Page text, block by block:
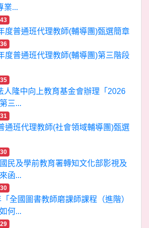
業...
43
度普通班代理教師(輔導團)甄選簡章
36
度普通班代理教師(輔導團)第三階段
35
人隆中向上教育基金會辦理「2026
三...
31
通班代理教師(社會領域輔導團)甄選
30
民及學前教育署轉知文化部影視及
函...
30
全國圖書教師磨課師課程（進階）
何...
29